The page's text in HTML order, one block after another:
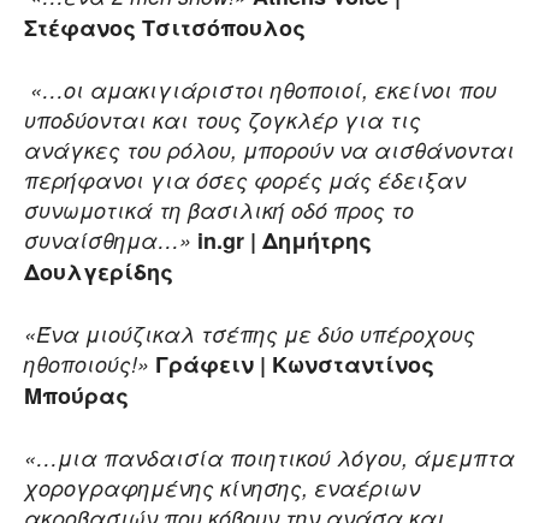
Στέφανος Τσιτσόπουλος
«…οι αμακιγιάριστοι ηθοποιοί, εκείνοι που
υποδύονται και τους ζογκλέρ για τις
ανάγκες του ρόλου, μπορούν να αισθάνονται
περήφανοι για όσες φορές μάς έδειξαν
συνωμοτικά τη βασιλική οδό προς το
συναίσθημα…» in.gr | Δημήτρης
Δουλγερίδης
«Ένα μιούζικαλ τσέπης με δύο υπέροχους
ηθοποιούς!» Γράφειν | Κωνσταντίνος
Μπούρας
«…μια πανδαισία ποιητικού λόγου, άμεμπτα
χορογραφημένης κίνησης, εναέριων